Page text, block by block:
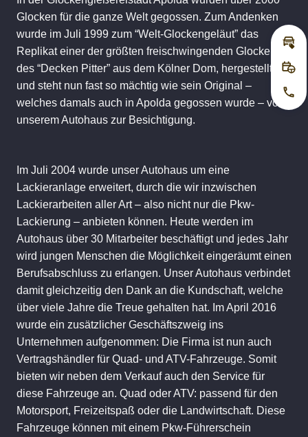
Glocken für die ganze Welt gegossen. Zum Andenken
wurde im Juli 1999 zum “Welt-Glockengeläut” das
Replikat einer der größten freischwingenden Glocken,
des “Decken Pitter” aus dem Kölner Dom, hergestellt
und steht nun fast so mächtig wie sein Original –
welches damals auch in Apolda gegossen wurde – vor
unserem Autohaus zur Besichtigung.
Im Juli 2004 wurde unser Autohaus um eine
Lackieranlage erweitert, durch die wir inzwischen
Lackierarbeiten aller Art – also nicht nur die Pkw-
Lackierung – anbieten können. Heute werden im
Autohaus über 30 Mitarbeiter beschäftigt und jedes Jahr
wird jungen Menschen die Möglichkeit eingeräumt einen
Berufsabschluss zu erlangen. Unser Autohaus verbindet
damit gleichzeitig den Dank an die Kundschaft, welche
über viele Jahre die Treue gehalten hat. Im April 2016
wurde ein zusätzlicher Geschäftszweig ins
Unternehmen aufgenommen: Die Firma ist nun auch
Vertragshändler für Quad- und ATV-Fahrzeuge. Somit
bieten wir neben dem Verkauf auch den Service für
diese Fahrzeuge an. Quad oder ATV: passend für den
Motorsport, Freizeitspaß oder die Landwirtschaft. Diese
Fahrzeuge können mit einem Pkw-Führerschein